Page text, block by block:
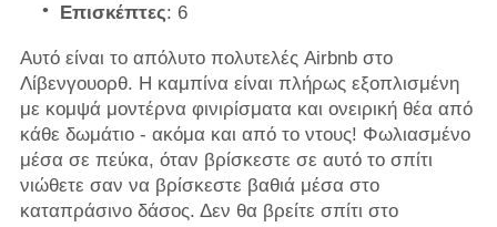
Επισκέπτες: 6
Αυτό είναι το απόλυτο πολυτελές Airbnb στο
Λίβενγουορθ. Η καμπίνα είναι πλήρως εξοπλισμένη
με κομψά μοντέρνα φινιρίσματα και ονειρική θέα από
κάθε δωμάτιο - ακόμα και από το ντους! Φωλιασμένο
μέσα σε πεύκα, όταν βρίσκεστε σε αυτό το σπίτι
νιώθετε σαν να βρίσκεστε βαθιά μέσα στο
καταπράσινο δάσος. Δεν θα βρείτε σπίτι στο